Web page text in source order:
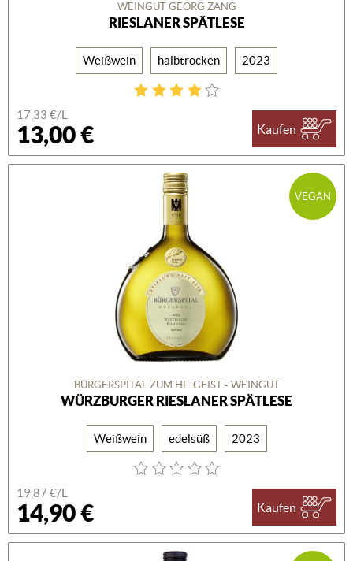
WEINGUT GEORG ZANG
RIESLANER SPÄTLESE
Weißwein halbtrocken 2023
17,33 €/L
13,00 € Kaufen
VEGAN
BÜRGERSPITAL ZUM HL. GEIST - WEINGUT
WÜRZBURGER RIESLANER SPÄTLESE
Weißwein edelsüß 2023
19,87 €/L
14,90 € Kaufen